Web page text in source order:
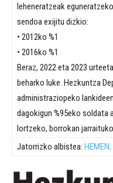
leheneratzeak
sendoa exijitu dizkio:
• 2012ko %1
• 2016ko %1
Beraz, 2022 eta 2023
beharko luke. Hezkuntza
administraziopeko
dagokigun %95eko soldata
lortzeko, borrokan
Jatorrizko albistea: HEMEN.